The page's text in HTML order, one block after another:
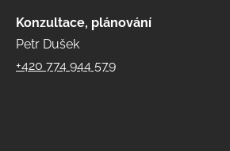
Konzultace, plánování
Petr Dušek
+420 774 944 579